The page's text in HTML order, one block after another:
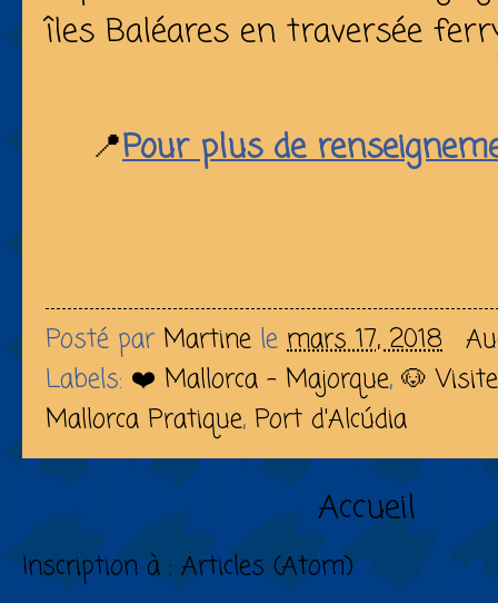
îles Baléares en traversée
📍Pour plus de
Posté par Martine le mars 17, 2018
Labels: ❤️ Mallorca - Majorque, 🐶
Mallorca Pratique, Port d'Alcúdia
Accueil
Inscription à : Articles (Atom)